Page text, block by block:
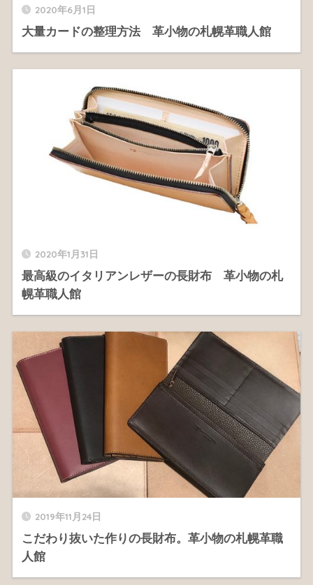
2020年6月1日
大量カードの整理方法 革小物の札幌革職人館
2020年1月31日
最高級のイタリアンレザーの長財布 革小物の札
幌革職人館
2019年11月24日
こだわり抜いた作りの長財布。革小物の札幌革職
人館